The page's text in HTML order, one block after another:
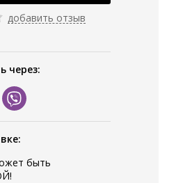
добавить отзыв
через:
быть